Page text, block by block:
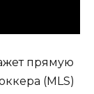
прямую
(MLS)